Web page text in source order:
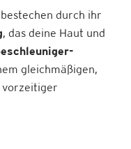
durch ihr
, das deine Haut und
gleichmäßigen,
vorzeitiger